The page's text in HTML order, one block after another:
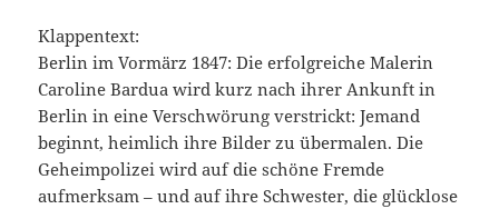
Klappentext:
Berlin im Vormärz 1847: Die erfolgreiche Malerin
Caroline Bardua wird kurz nach ihrer Ankunft in
Berlin in eine Verschwörung verstrickt: Jemand
beginnt, heimlich ihre Bilder zu übermalen. Die
Geheimpolizei wird auf die schöne Fremde
aufmerksam – und auf ihre Schwester, die glücklose